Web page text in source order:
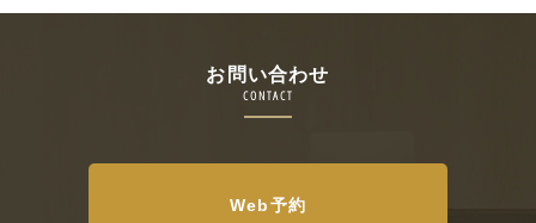
お問い合わせ
CONTACT
Web予約